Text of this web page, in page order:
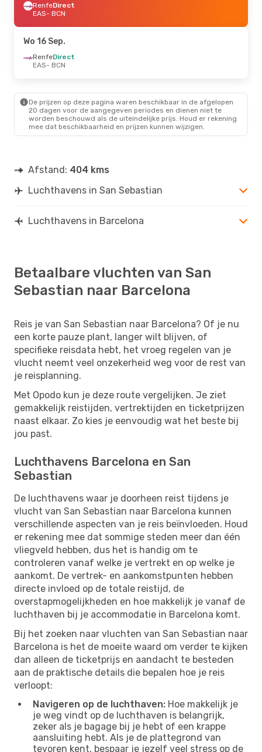
VuelingDirect
EAS- BCN
BCN- EAS
Do 27 Aug.- Ma 31 Aug.
- EAS
Do 10 Sep.- Zo 13 Sep.
BCN- EAS
RenfeDirect
EAS- BCN
Wo 16 Sep.
RenfeDirect
EAS- BCN
De prijzen op deze pagina waren beschikbaar in de afgelopen
20 dagen voor de aangegeven periodes en dienen niet te
worden beschouwd als de uiteindelijke prijs. Houd er rekening
mee dat beschikbaarheid en prijzen kunnen wijzigen.
Afstand: 404 kms
Luchthavens in San Sebastian
Luchthavens in Barcelona
Betaalbare vluchten van San
Sebastian naar Barcelona
Reis je van San Sebastian naar Barcelona? Of je nu
een korte pauze plant, langer wilt blijven, of
specifieke reisdata hebt, het vroeg regelen van je
vlucht neemt veel onzekerheid weg voor de rest van
je reisplanning.
Met Opodo kun je deze route vergelijken. Je ziet
gemakkelijk reistijden, vertrektijden en ticketprijzen
naast elkaar. Zo kies je eenvoudig wat het beste bij
jou past.
Luchthavens Barcelona en San
Sebastian
De luchthavens waar je doorheen reist tijdens je
vlucht van San Sebastian naar Barcelona kunnen
verschillende aspecten van je reis beïnvloeden. Houd
er rekening mee dat sommige steden meer dan één
vliegveld hebben, dus het is handig om te
controleren vanaf welke je vertrekt en op welke je
aankomt. De vertrek- en aankomstpunten hebben
directe invloed op de totale reistijd, de
overstapmogelijkheden en hoe makkelijk je vanaf de
luchthaven bij je accommodatie in Barcelona komt.
Bij het zoeken naar vluchten van San Sebastian naar
Barcelona is het de moeite waard om verder te kijken
dan alleen de ticketprijs en aandacht te besteden
aan de praktische details die bepalen hoe je reis
verloopt:
Navigeren op de luchthaven: Hoe makkelijk je
je weg vindt op de luchthaven is belangrijk,
zeker als je bagage bij je hebt of een krappe
aansluiting hebt. Als je de plattegrond van
tevoren kent, bespaar je jezelf veel stress op de